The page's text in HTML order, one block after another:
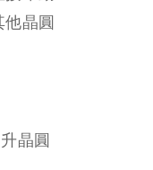
他晶圓
晶圓